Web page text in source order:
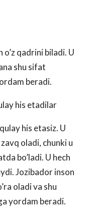
o’z qadrini biladi. U
shu sifat
beradi.
his etadilar
his etasiz. U
oladi, chunki u
bo’ladi. U hech
Jozibador inson
oladi va shu
yordam beradi.